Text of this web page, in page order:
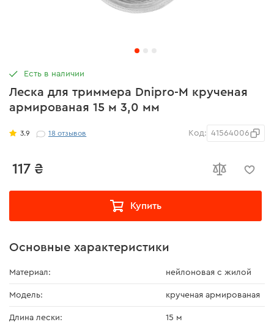
Леска для триммера Dnipro-M крученая
армированая 15 м 3,0 мм
3.9 18отзывов Код: 41564006
117 ₴
Купить
Есть в наличии
Основные характеристики
Материал: нейлоновая с жилой
Модель: крученая армированая
Длина лески: 15 м